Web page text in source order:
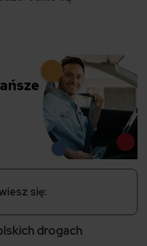
się:
drogach